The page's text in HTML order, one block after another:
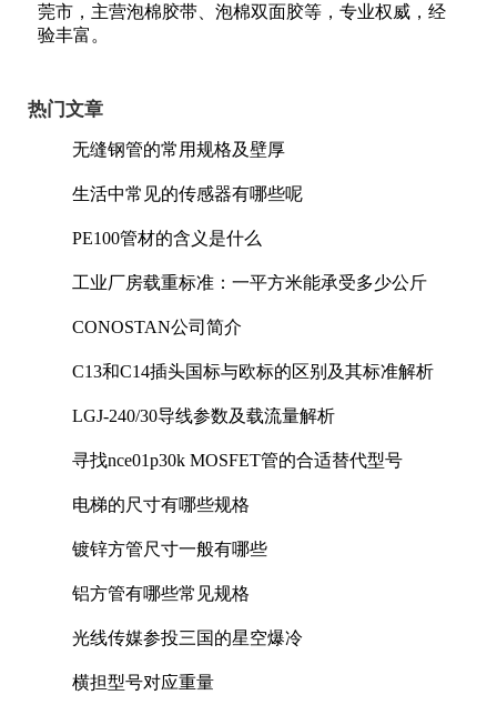
莞市，主营泡棉胶带、泡棉双面胶等，专业权威，经
验丰富。
热门文章
无缝钢管的常用规格及壁厚
生活中常见的传感器有哪些呢
PE100管材的含义是什么
工业厂房载重标准：一平方米能承受多少公斤
CONOSTAN公司简介
C13和C14插头国标与欧标的区别及其标准解析
LGJ-240/30导线参数及载流量解析
寻找nce01p30k MOSFET管的合适替代型号
电梯的尺寸有哪些规格
镀锌方管尺寸一般有哪些
铝方管有哪些常见规格
光线传媒参投三国的星空爆冷
横担型号对应重量